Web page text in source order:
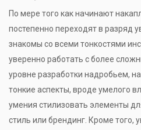
По мере того как начинают
постепенно переходят в разряд
знакомы со всеми тонкостями
уверенно работать с более
уровне разработки надробьем,
тонкие аспекты, вроде умелого
умения стилизовать элементы
стиль или брендинг. Кроме того,